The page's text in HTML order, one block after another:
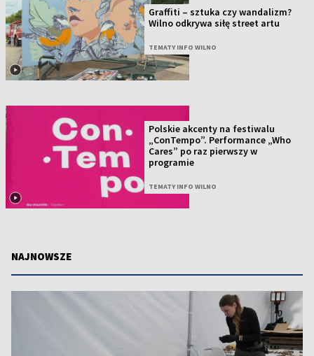
Graffiti – sztuka czy wandalizm?
Wilno odkrywa siłę street artu
TEMATY INFO WILNO
Polskie akcenty na festiwalu
„ConTempo”. Performance „Who
Cares” po raz pierwszy w
programie
TEMATY INFO WILNO
NAJNOWSZE